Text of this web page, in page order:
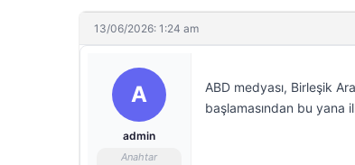
13/06/2026: 1:24 am
A
admin
Anahtar
ABD medyası, Birleşik
başlamasından bu yana